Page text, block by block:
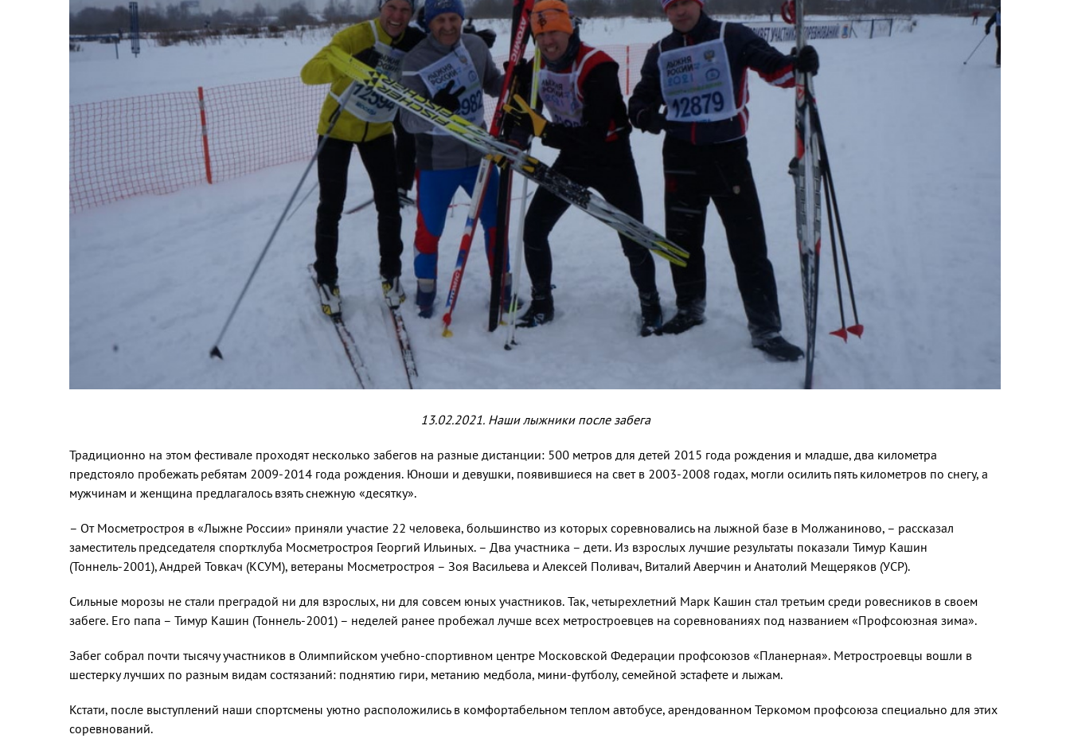
13.02.2021. Наши лыжники после забега
Традиционно на этом фестивале про­ходят несколько забегов на разные дистан­ции: 500 метров для детей 2015 года рож­дения и младше, два километра
предстояло пробежать ребятам 2009-2014 года рожде­ния. Юноши и девушки, появившиеся на свет в 2003-2008 годах, могли осилить пять километров по снегу, а
мужчинам и женщина предлагалось взять снежную «десятку».
– От Мосметростроя в «Лыжне России» приняли участие 22 человека, большинство из которых соревновались на лыжной базе в Молжаниново, – рассказал
заместитель председателя спортклуба Мосметростроя Георгий Ильиных. – Два участника – дети. Из взрослых лучшие результаты показа­ли Тимур Кашин
(Тоннель-2001), Андрей Товкач (КСУМ), ветераны Мосметростроя – Зоя Васильева и Алексей Поливач, Вита­лий Аверчин и Анатолий Мещеряков (УСР).
Сильные морозы не стали прегра­дой ни для взрослых, ни для совсем юных участников. Так, четырехлетний Марк Ка­шин стал третьим среди ровесников в сво­ем
забеге. Его папа – Тимур Кашин (Тон­нель-2001) – неделей ранее пробежал лучше всех метростроевцев на соревнова­ниях под названием «Профсоюзная зима».
Забег собрал почти тысячу участников в Олимпийском учебно-спортивном центре Московской Федерации профсоюзов «Пла­нерная». Метростроевцы вошли в
шестерку лучших по разным видам состязаний: под­нятию гири, метанию медбола, мини-фут­болу, семейной эстафете и лыжам.
Кстати, после выступлений наши спортсмены уютно расположились в ком­фортабельном теплом автобусе, арендо­ванном Теркомом профсоюза специаль­но для этих
соревнований.